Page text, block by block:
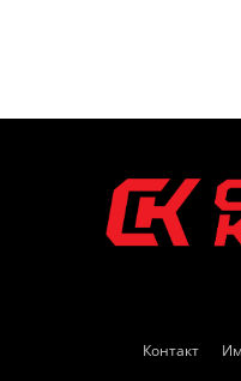
Контакт